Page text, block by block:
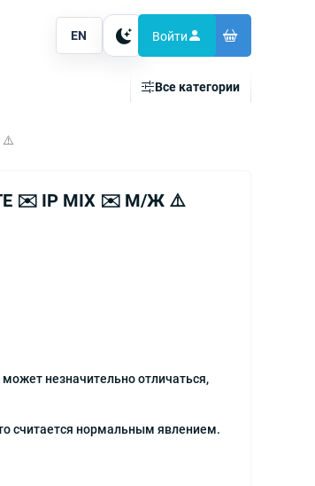
EN Тема Войти
Все категории
⚠️
✉️ IP MIX ✉️ М/Ж ⚠️
незначительно отличаться,
считается нормальным явлением.